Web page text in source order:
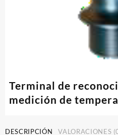
Terminal de
medición de
DESCRIPCIÓN VALORACIONES